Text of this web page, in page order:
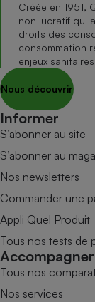
Créée en 1951,
non lucratif qui
droits des
consommation
enjeux
Nous découvrir
Informer
S’abonner au site
S’abonner au
Nos newsletters
Commander une
Appli Quel Produit
Tous nos tests de
Accompagner
Tous nos
Nos services